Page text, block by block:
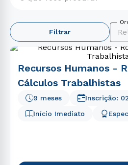
Filtrar
Recursos Humanos -
Cálculos Trabalhistas
Início Imediato
9 meses
Inscrição:
2
º
4º
5º